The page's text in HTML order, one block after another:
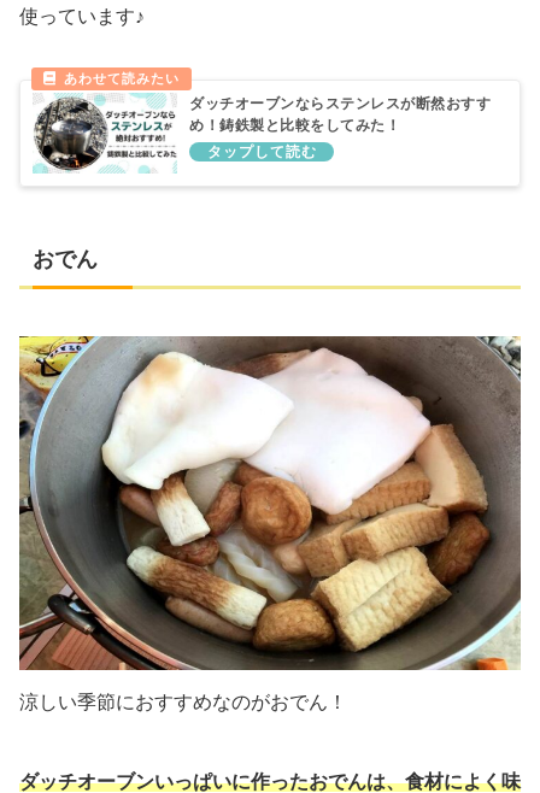
使っています♪
ダッチオーブンならステンレスが断然おすす
め！鋳鉄製と比較をしてみた！
おでん
涼しい季節におすすめなのがおでん！
ダッチオーブンいっぱいに作ったおでんは、食材によく味